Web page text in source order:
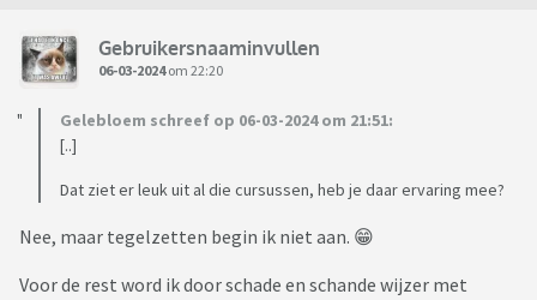
Gebruikersnaaminvullen
06-03-2024om 22:20
Gelebloem schreef op 06-03-2024 om 21:51:
[..]
Dat ziet er leuk uit al die cursussen, heb je daar ervaring mee?
Nee, maar tegelzetten begin ik niet aan. 😁
Voor de rest word ik door schade en schande wijzer met